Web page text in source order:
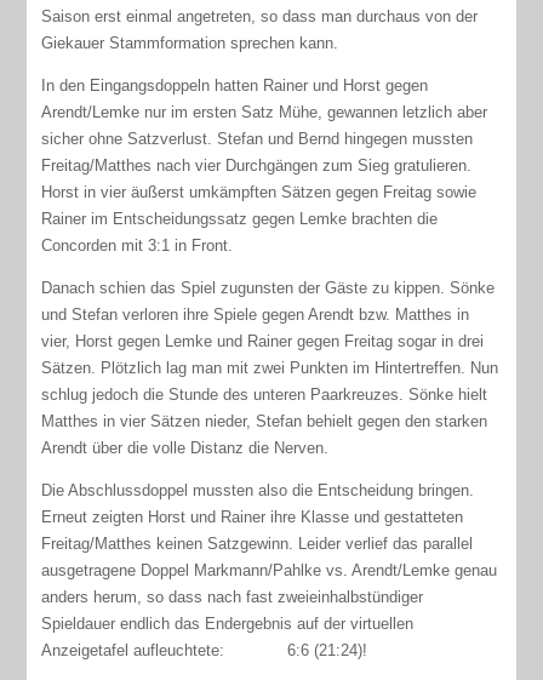
Saison erst einmal angetreten, so dass man durchaus von der
Giekauer Stammformation sprechen kann.
In den Eingangsdoppeln hatten Rainer und Horst gegen
Arendt/Lemke nur im ersten Satz Mühe, gewannen letzlich aber
sicher ohne Satzverlust. Stefan und Bernd hingegen mussten
Freitag/Matthes nach vier Durchgängen zum Sieg gratulieren.
Horst in vier äußerst umkämpften Sätzen gegen Freitag sowie
Rainer im Entscheidungssatz gegen Lemke brachten die
Concorden mit 3:1 in Front.
Danach schien das Spiel zugunsten der Gäste zu kippen. Sönke
und Stefan verloren ihre Spiele gegen Arendt bzw. Matthes in
vier, Horst gegen Lemke und Rainer gegen Freitag sogar in drei
Sätzen. Plötzlich lag man mit zwei Punkten im Hintertreffen. Nun
schlug jedoch die Stunde des unteren Paarkreuzes. Sönke hielt
Matthes in vier Sätzen nieder, Stefan behielt gegen den starken
Arendt über die volle Distanz die Nerven.
Die Abschlussdoppel mussten also die Entscheidung bringen.
Erneut zeigten Horst und Rainer ihre Klasse und gestatteten
Freitag/Matthes keinen Satzgewinn. Leider verlief das parallel
ausgetragene Doppel Markmann/Pahlke vs. Arendt/Lemke genau
anders herum, so dass nach fast zweieinhalbstündiger
Spieldauer endlich das Endergebnis auf der virtuellen
Anzeigetafel aufleuchtete: 6:6 (21:24)!